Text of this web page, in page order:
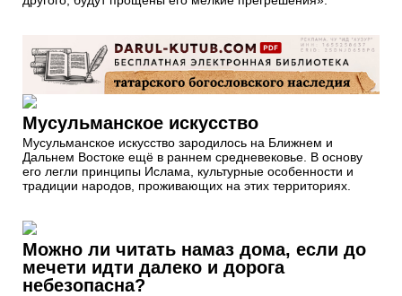
Мусульманское искусство
Мусульманское искусство зародилось на Ближнем и
Дальнем Востоке ещё в раннем средневековье. В основу
его легли принципы Ислама, культурные особенности и
традиции народов, проживающих на этих территориях.
Можно ли читать намаз дома, если до
мечети идти далеко и дорога
небезопасна?